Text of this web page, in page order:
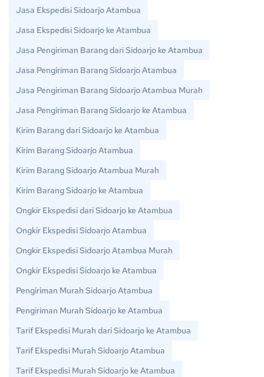
Jasa Ekspedisi Sidoarjo Atambua
Jasa Ekspedisi Sidoarjo ke Atambua
Jasa Pengiriman Barang dari Sidoarjo ke Atambua
Jasa Pengiriman Barang Sidoarjo Atambua
Jasa Pengiriman Barang Sidoarjo Atambua Murah
Jasa Pengiriman Barang Sidoarjo ke Atambua
Kirim Barang dari Sidoarjo ke Atambua
Kirim Barang Sidoarjo Atambua
Kirim Barang Sidoarjo Atambua Murah
Kirim Barang Sidoarjo ke Atambua
Ongkir Ekspedisi dari Sidoarjo ke Atambua
Ongkir Ekspedisi Sidoarjo Atambua
Ongkir Ekspedisi Sidoarjo Atambua Murah
Ongkir Ekspedisi Sidoarjo ke Atambua
Pengiriman Murah Sidoarjo Atambua
Pengiriman Murah Sidoarjo ke Atambua
Tarif Ekspedisi Murah dari Sidoarjo ke Atambua
Tarif Ekspedisi Murah Sidoarjo Atambua
Tarif Ekspedisi Murah Sidoarjo ke Atambua